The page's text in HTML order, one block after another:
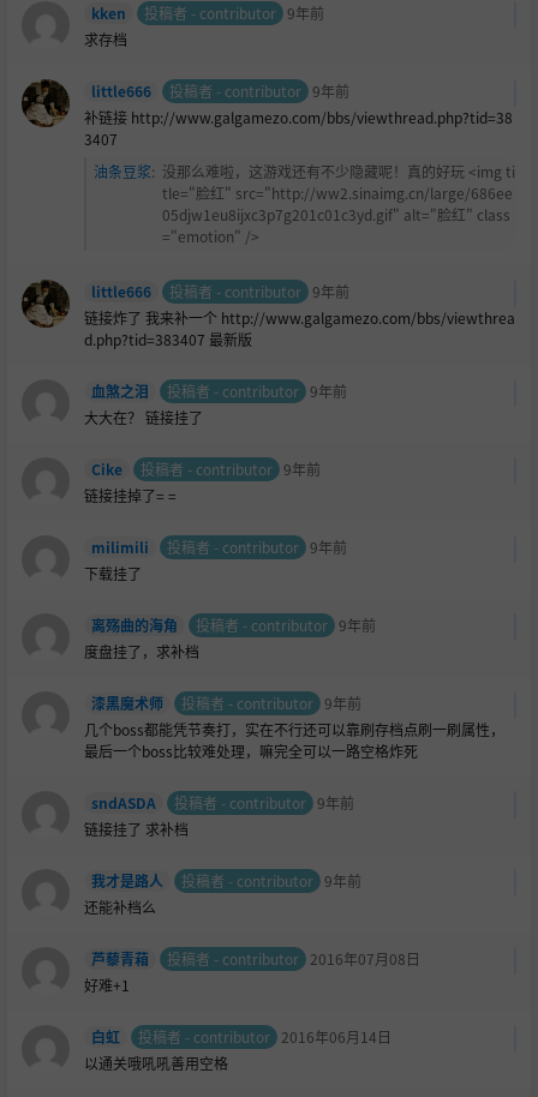
kken 投稿者 - contributor 9年前
求存档
little666 投稿者 - contributor 9年前
补链接 http://www.galgamezo.com/bbs/viewthread.php?tid=38
3407
油条豆浆: 没那么难啦，这游戏还有不少隐藏呢！真的好玩 <img ti
tle="脸红" src="http://ww2.sinaimg.cn/large/686ee
05djw1eu8ijxc3p7g201c01c3yd.gif" alt="脸红" class
="emotion" />
little666 投稿者 - contributor 9年前
链接炸了 我来补一个 http://www.galgamezo.com/bbs/viewthrea
d.php?tid=383407 最新版
血煞之泪 投稿者 - contributor 9年前
大大在？ 链接挂了
Cike 投稿者 - contributor 9年前
链接挂掉了= =
milimili 投稿者 - contributor 9年前
下载挂了
离殇曲的海角 投稿者 - contributor 9年前
度盘挂了，求补档
漆黑魔术师 投稿者 - contributor 9年前
几个boss都能凭节奏打，实在不行还可以靠刷存档点刷一刷属性，
最后一个boss比较难处理，嘛完全可以一路空格炸死
sndASDA 投稿者 - contributor 9年前
链接挂了 求补档
我才是路人 投稿者 - contributor 9年前
还能补档么
芦藜青葙 投稿者 - contributor 2016年07月08日
好难+1
白虹 投稿者 - contributor 2016年06月14日
以通关哦吼吼善用空格